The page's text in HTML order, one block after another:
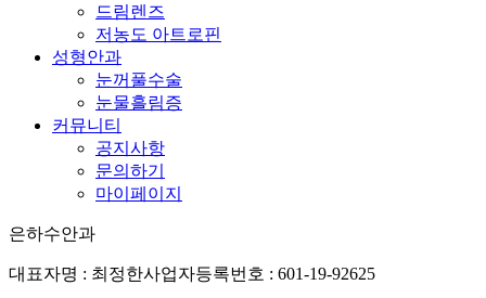
드림렌즈
저농도 아트로핀
성형안과
눈꺼풀수술
눈물흘림증
커뮤니티
공지사항
문의하기
마이페이지
은하수안과
대표자명 : 최정한사업자등록번호 : 601-19-92625